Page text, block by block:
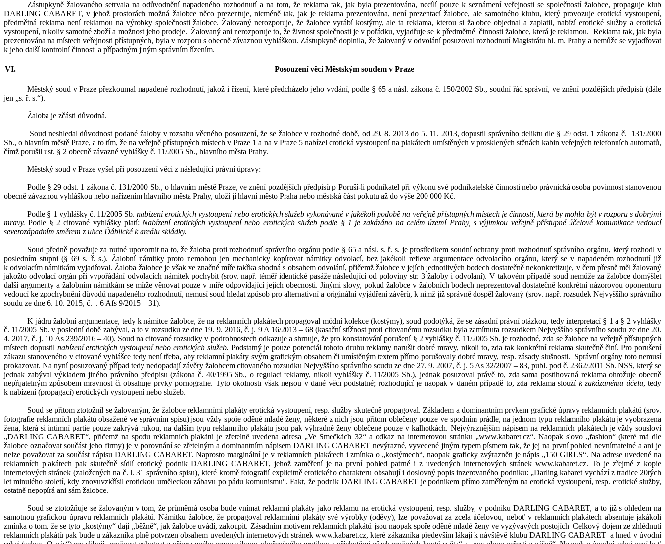
Zástupkyně žalovaného setrvala na odůvodnění napadeného rozhodnutí a na tom, že reklama tak, jak byla prezentována, necílí pouze k seznámení veřejnosti se společností žalobce, propaguje klub
DARLING CABARET, v jehož prostorách možná žalobce něco prezentuje, nicméně tak, jak je reklama prezentována, není prezentací žalobce, ale samotného klubu, který provozuje erotická vystoupení,
předmětná reklama není reklamou na výrobky společnosti žalobce. Žalovaný nerozporuje, že žalobce vyrábí kostýmy, ale ta reklama, kterou si žalobce objednal a zaplatil, nabízí erotické služby a erotická
vystoupení, nikoliv samotné zboží a možnost jeho prodeje. Žalovaný ani nerozporuje to, že živnost společnosti je v pořádku, vyjadřuje se k předmětné činnosti žalobce, která je reklamou. Reklama tak, jak byla
prezentována na místech veřejnosti přístupných, byla v rozporu s obecně závaznou vyhláškou. Zástupkyně doplnila, že žalovaný v odvolání posuzoval rozhodnutí Magistrátu hl. m. Prahy a nemůže se vyjadřovat
k jeho další kontrolní činnosti a případným jiným správním řízením.
Posouzení věci Městským soudem v Praze
Městský soud v Praze přezkoumal napadené rozhodnutí, jakož i řízení, které předcházelo jeho vydání, podle § 65 a násl. zákona č. 150/2002 Sb., soudní řád správní, ve znění pozdějších předpisů (dále
jen „s. ř. s.“).
Žaloba je zčásti důvodná.
Soud neshledal důvodnost podané žaloby v rozsahu věcného posouzení, že se žalobce v rozhodné době, od 29. 8. 2013 do 5. 11. 2013, dopustil správního deliktu dle § 29 odst. 1 zákona č.
131/2000
Sb., o hlavním městě Praze, a to tím, že na veřejně přístupných místech v Praze 1 a na v Praze 5 nabízel erotická vystoupení na plakátech umístěných v prosklených stěnách kabin veřejných telefonních automatů,
čímž porušil ust. § 2 obecně závazné vyhlášky č. 11/2005 Sb., hlavního města Prahy.
Městský soud v Praze vyšel při posouzení věci z následující právní úpravy:
Podle § 29 odst. 1 zákona č. 131/2000 Sb., o hlavním městě Praze, ve znění pozdějších předpisů p Poruší-li podnikatel při výkonu své podnikatelské činnosti nebo právnická osoba povinnost stanovenou
obecně závaznou vyhláškou nebo nařízením hlavního města Prahy, uloží jí hlavní město Praha nebo městská část pokutu až do výše 200 000 Kč.
Podle § 1 vyhlášky č. 11/2005 Sb. nabízení erotických vystoupení nebo erotických služeb vykonávané v jakékoli podobě na veřejně přístupných místech je činností, která by mohla být v rozporu s dobrými
mravy. Podle § 2 citované vyhlášky platí: Nabízení erotických vystoupení nebo erotických služeb podle § 1 je zakázáno na celém území Prahy, s výjimkou veřejně přístupné účelové komunikace vedoucí
severozápadním směrem z ulice Ďáblické k areálu skládky.
Soud předně považuje za nutné upozornit na to, že žaloba proti rozhodnutí správního orgánu podle § 65 a násl. s. ř. s. jeprostředkem soudní ochrany proti rozhodnutí správního orgánu, který rozhodl v
posledním stupni (§ 69 s. ř. s.). Žalobnínámitkyproto nemohou jen mechanicky kopírovat námitky odvolací, bez jakékoli reflexe argumentace odvolacího orgánu, který se v napadeném rozhodnutí již
k odvolacím námitkám vyjadřoval. Žaloba žalobce je však ve značné míře takřka shodná s obsahem odvolání, přičemž žalobce v jejích jednotlivých bodech dostatečně nekonkretizuje, v čem přesně měl žalovaný
jakožto odvolací orgán při vypořádání odvolacích námitek pochybit (srov. např. téměř identické pasáže následující od poloviny str. 3 žaloby i odvolání). V takovém případě soud nemůžeza žalobce domýšlet
další argumenty a žalobním námitkám se může věnovat pouze v míře odpovídajícíjejich obecnosti. Jinými slovy, pokud žalobcev žalobních bodech neprezentoval dostatečně konkrétní názorovou oponenturu
vedoucí ke zpochybnění důvodů napadeného rozhodnutí, nemusí soud hledat způsob pro alternativní a originální vyjádření závěrů, k nimž již správně dospěl žalovaný (srov. např. rozsudek Nejvyššího správního
soudu ze dne 6. 10. 2015, č. j. 6 Afs 9/2015 – 31).
K jádru žalobní argumentace, tedy k námitce žalobce, že na reklamních plakátech propagoval módní kolekce(kostýmy), soud podotýká, že se zásadní právní otázkou, tedy interpretací § 1 a § 2 vyhlášky
č. 11/2005 Sb. v poslední době zabýval, a to v rozsudku ze dne 19. 9. 2016, č. j. 9 A 16/2013 – 68 (kasační stížnost proti citovanému rozsudku byla zamítnuta rozsudkem Nejvyššího správního soudu ze dne 20.
4. 2017, č. j. 10 As 239/2016 – 40). Soud na citované rozsudky v podrobnostech odkazuje a shrnuje, že pro konstatování porušení § 2 vyhlášky č. 11/2005 Sb. je rozhodné, zda se žalobce na veřejně přístupných
místech dopustil nabízení erotických vystoupení nebo erotických služeb. Podstatný je pouze potenciál tohoto druhu reklamy narušit dobré mravy, nikoli to, zda tak konkrétní reklama skutečně činí. Pro porušení
zákazu stanoveného v citované vyhlášce tedy není třeba, aby reklamní plakáty svým grafickým obsahem či umístěným textem přímo porušovaly dobré mravy, resp. zásady slušnosti.
Správní orgány toto nemusí
prokazovat. Na nyní posuzovaný případ tedy nedopadají závěry žalobcem citovaného rozsudku Nejvyššího správního soudu ze dne 27. 9. 2007, č. j. 5 As 32/2007 – 83, publ. pod č. 2362/2011 Sb. NSS, který se
jednak zabýval výkladem jiného právního předpisu (zákona č. 40/1995 Sb., o regulaci reklamy, nikoli vyhlášky č. 11/2005 Sb.), jednakposuzoval právě to, zda sama postihovaná reklama ohrožuje obecně
nepřijatelným způsobem mravnost či obsahuje prvky pornografie. Tyto okolnosti však nejsou v dané věci podstatné; rozhodující je naopakv daném případě to, zda reklama slouží k zakázanému účelu, tedy
k nabízení (propagaci) erotických vystoupení nebo služeb.
Soud se přitom ztotožnil se žalovaným, že žalobce reklamními plakáty erotická vystoupení, resp. služby skutečně propagoval. Základem a dominantním prvkem grafické úpravy reklamních plakátů (srov.
fotografie reklamních plakátů obsažené ve správním spisu) jsou vždy spoře oděné mladé ženy, některé z nich jsou přitom oblečeny pouze ve spodním prádle, na jednom typu reklamního plakátu je vyobrazena
žena, která si intimní partie pouze zakrývá rukou, na dalším typu reklamního plakátu jsou pak výhradně ženy oblečené pouze v kalhotkách. Nejvýraznějším nápisem na reklamních plakátech je vždy sousloví
„DARLING CABARET“, přičemž na spodu reklamních plakátů je zřetelně uvedena adresa „Ve Smečkách 32“ a odkaz na internetovou stránku „www.kabaret.cz“. Naopak slovo „fashion“ (které má dle
žalobce označovat součást jeho firmy) je v porovnání se zřetelným a dominantním nápisem DARLING CABARET nevýrazné, vyvedené jiným typem písmem tak, že jej na první pohled nevnímatelné a ani je
nelze považovat za součást nápisu DARLING CABARET. Naprosto marginální je v reklamních plakátech i zmínka o „kostýmech“, naopak graficky zvýrazněn je nápis „150 GIRLS“. Na adrese uvedené na
reklamních plakátech pak skutečně sídlí erotický podnik DARLING CABARET, jehož zaměření je na první pohled patrné i z uvedených internetových stránek www.kabaret.cz. To je zřejmé z kopie
internetových stránek (založených na č. l. 31 správního spisu), které kromě fotografií explicitně erotického charakteru obsahují i doslovný popis inzerovaného podniku: „Darling kabaret vychází z tradice 20tých
let minulého století, kdy znovuvzkřísil erotickou uměleckou zábavu po pádu komunismu“. Fakt, že podnik DARLING CABARET je podnikem přímo zaměřeným na erotická vystoupení, resp. erotické služby,
ostatně nepopírá ani sám žalobce.
Soud se ztotožňuje se žalovaným v tom, že průměrná osoba bude vnímat reklamní plakáty jako reklamu na erotická vystoupení, resp. služby, v podniku DARLING CABARET, a to již s ohledem na
samotnou grafickou úpravu reklamních plakátů.Námitku žalobce, že propagoval reklamními plakáty své výrobky (oděvy), lze považovat za zcela účelovou, neboť v reklamních plakátech absentuje jakákoli
zmínka o tom, že se tyto „kostýmy“ dají „běžně“, jak žalobce uvádí, zakoupit. Zásadním motivem reklamních plakátů jsou naopak spoře oděné mladé ženy ve vyzývavých postojích. Celkový dojem ze zhlédnutí
reklamních plakátů pak bude u zákazníka plně potvrzen obsahem uvedených internetových stránek www.kabaret.cz, které zákazníka především lákají k návštěvě klubu DARLING CABARET a hned v úvodní